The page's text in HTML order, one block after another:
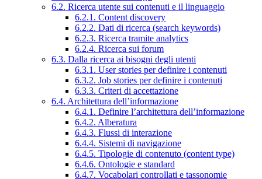
6.2. Ricerca utente sui contenuti e il linguaggio
6.2.1. Content discovery
6.2.2. Dati di ricerca (search keywords)
6.2.3. Ricerca tramite analytics
6.2.4. Ricerca sui forum
6.3. Dalla ricerca ai bisogni degli utenti
6.3.1. User stories per definire i contenuti
6.3.2. Job stories per definire i contenuti
6.3.3. Criteri di accettazione
6.4. Architettura dell’informazione
6.4.1. Definire l’architettura dell’informazione
6.4.2. Alberatura
6.4.3. Flussi di interazione
6.4.4. Sistemi di navigazione
6.4.5. Tipologie di contenuto (content type)
6.4.6. Ontologie e standard
6.4.7. Vocabolari controllati e tassonomie